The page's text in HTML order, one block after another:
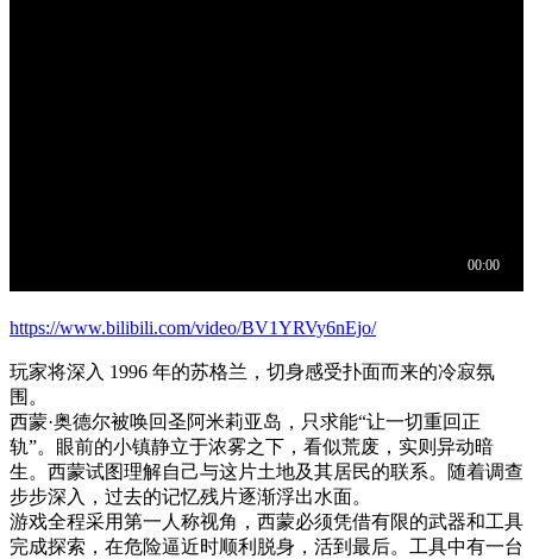
https://www.bilibili.com/video/BV1YRVy6nEjo/
玩家将深入 1996 年的苏格兰，切身感受扑面而来的冷寂氛
围。
西蒙·奥德尔被唤回圣阿米莉亚岛，只求能“让一切重回正
轨”。眼前的小镇静立于浓雾之下，看似荒废，实则异动暗
生。西蒙试图理解自己与这片土地及其居民的联系。随着调查
步步深入，过去的记忆残片逐渐浮出水面。
游戏全程采用第一人称视角，西蒙必须凭借有限的武器和工具
完成探索，在危险逼近时顺利脱身，活到最后。工具中有一台